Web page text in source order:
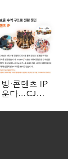
빙·콘텐츠 IP
운다…CJ
벌 확장 가속